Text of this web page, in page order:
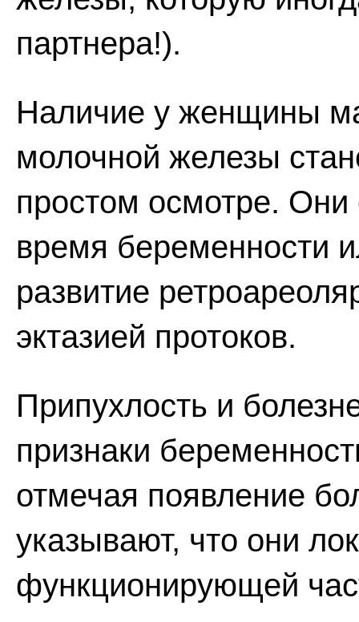
партнера!).
Наличие у женщины
молочной железы
простом осмотре.
время беременности
развитие
эктазией протоков.
Припухлость и
признаки
отмечая появление
указывают, что они
функционирующей